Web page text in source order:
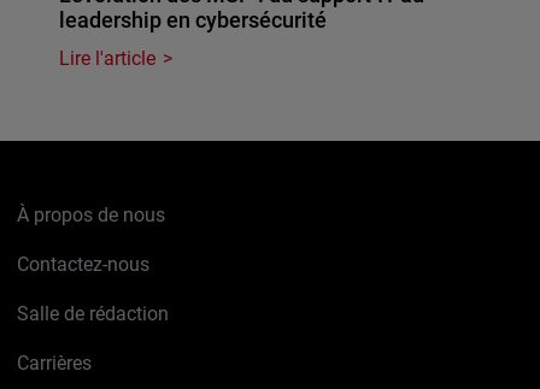
leadership en cybersécurité
Lire l'article
À propos de nous
Contactez-nous
Salle de rédaction
Carrières